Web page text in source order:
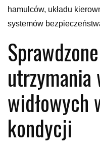
hamulców, układu
systemów
utrzymania
widłowych
kondycji